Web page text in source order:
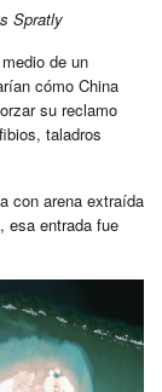
Spratly
de un
cómo China
su reclamo
taladros
con arena extraída
, esa entrada fue